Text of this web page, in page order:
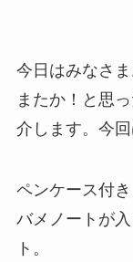
今日はみなさま
またか！と思
介します。今
ペンケース付
バメノートが
ト。